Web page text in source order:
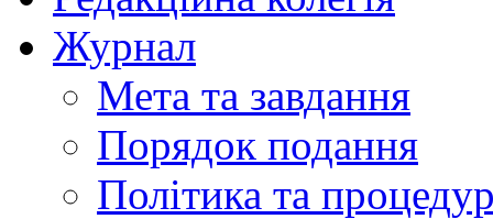
Журнал
Мета та завдання
Порядок подання
Політика та